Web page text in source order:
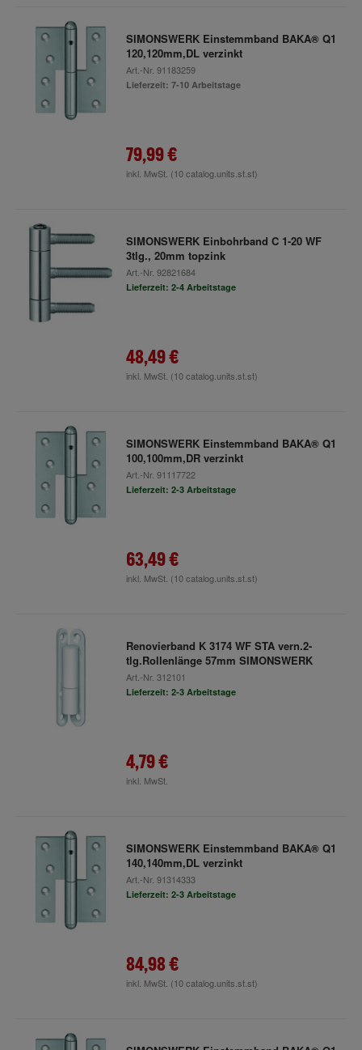
SIMONSWERK Einstemmband BAKA® Q1
120,120mm,DL verzinkt
Art.-Nr. 91183259
Lieferzeit: 7-10 Arbeitstage
79,99 €
inkl. MwSt. (10 catalog.units.st.st)
SIMONSWERK Einbohrband C 1-20 WF
3tlg., 20mm topzink
Art.-Nr. 92821684
Lieferzeit: 2-4 Arbeitstage
48,49 €
inkl. MwSt. (10 catalog.units.st.st)
SIMONSWERK Einstemmband BAKA® Q1
100,100mm,DR verzinkt
Art.-Nr. 91117722
Lieferzeit: 2-3 Arbeitstage
63,49 €
inkl. MwSt. (10 catalog.units.st.st)
Renovierband K 3174 WF STA vern.2-
tlg.Rollenlänge 57mm SIMONSWERK
Art.-Nr. 312101
Lieferzeit: 2-3 Arbeitstage
4,79 €
inkl. MwSt.
SIMONSWERK Einstemmband BAKA® Q1
140,140mm,DL verzinkt
Art.-Nr. 91314333
Lieferzeit: 2-3 Arbeitstage
84,98 €
inkl. MwSt. (10 catalog.units.st.st)